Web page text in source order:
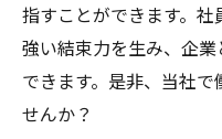
指すことができます。社
強い結束力を生み、企
できます。是非、当社
せんか？